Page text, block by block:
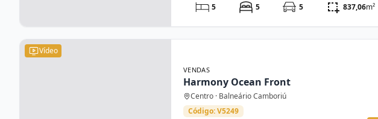
5 5 5 837,06m²
Vídeo
VENDAS
Harmony Ocean Front
Centro · Balneário Camboriú
Código: V5249